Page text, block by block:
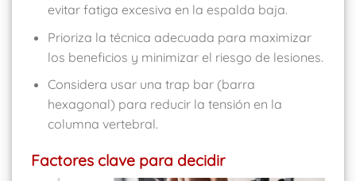
evitar fatiga excesiva en la espalda baja.
Prioriza la técnica adecuada para maximizar
los beneficios y minimizar el riesgo de lesiones.
Considera usar una trap bar (barra
hexagonal) para reducir la tensión en la
columna vertebral.
Factores clave para decidir